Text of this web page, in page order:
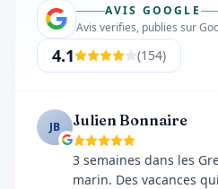
AVIS GOOGLE
Avis verifies, publies sur
4.1 (154)
JB Julien Bonnaire
3 semaines dans les
marin. Des vacances